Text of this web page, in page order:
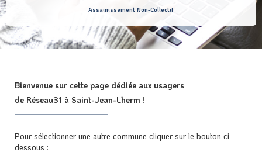
Assainissement Non-Collectif
Bienvenue sur cette page dédiée aux usagers
de Réseau31 à Saint-Jean-Lherm !
Pour sélectionner une autre commune cliquer sur le bouton ci-
dessous :